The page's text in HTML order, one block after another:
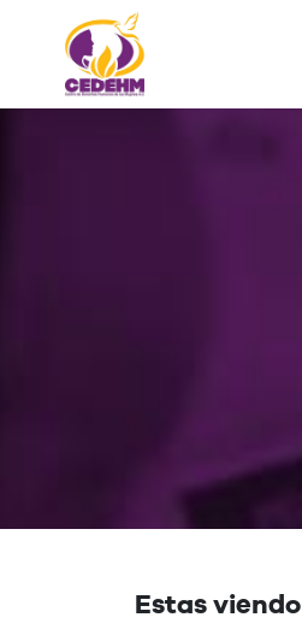
Estas